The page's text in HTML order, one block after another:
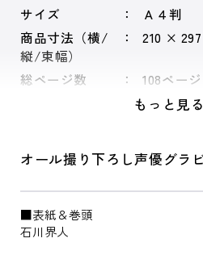
サイズ
Ａ４判
商品寸法（横/
縦/束幅）
210 ×
総ページ数 108ページ
もっと見る
オール撮り下ろし声優グラ
■表紙＆巻頭
石川界人